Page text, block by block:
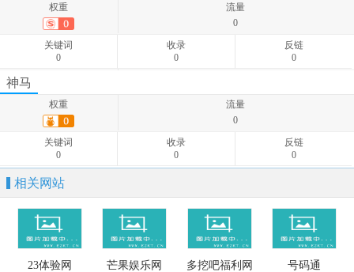
关键词
0
权重
流量
0
关键词
0
收录
0
反链
0
关键词
0
神马
权重
流量
0
关键词
0
收录
0
反链
0
相关网站
23体验网 芒果娱乐网 多挖吧福利网 号码通